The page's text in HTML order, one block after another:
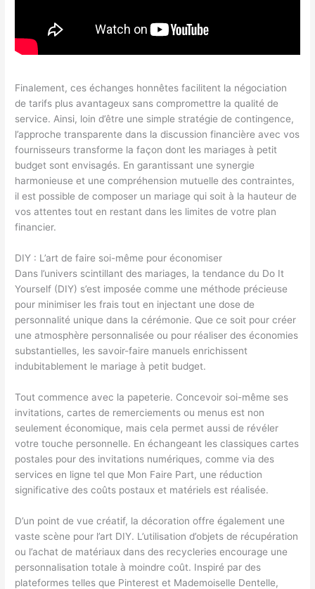
Finalement, ces échanges honnêtes facilitent la négociation
de tarifs plus avantageux sans compromettre la qualité de
service. Ainsi, loin d’être une simple stratégie de contingence,
l’approche transparente dans la discussion financière avec vos
fournisseurs transforme la façon dont les mariages à petit
budget sont envisagés. En garantissant une synergie
harmonieuse et une compréhension mutuelle des contraintes,
il est possible de composer un mariage qui soit à la hauteur de
vos attentes tout en restant dans les limites de votre plan
financier.
DIY : L’art de faire soi-même pour économiser
Dans l’univers scintillant des mariages, la tendance du Do It
Yourself (DIY) s’est imposée comme une méthode précieuse
pour minimiser les frais tout en injectant une dose de
personnalité unique dans la cérémonie. Que ce soit pour créer
une atmosphère personnalisée ou pour réaliser des économies
substantielles, les savoir-faire manuels enrichissent
indubitablement le mariage à petit budget.
Tout commence avec la papeterie. Concevoir soi-même ses
invitations, cartes de remerciements ou menus est non
seulement économique, mais cela permet aussi de révéler
votre touche personnelle. En échangeant les classiques cartes
postales pour des invitations numériques, comme via des
services en ligne tel que Mon Faire Part, une réduction
significative des coûts postaux et matériels est réalisée.
D’un point de vue créatif, la décoration offre également une
vaste scène pour l’art DIY. L’utilisation d’objets de récupération
ou l’achat de matériaux dans des recycleries encourage une
personnalisation totale à moindre coût. Inspiré par des
plateformes telles que Pinterest et Mademoiselle Dentelle,